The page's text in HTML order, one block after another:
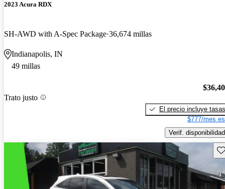
2023 Acura RDX
SH-AWD with A-Spec Package 36,674 millas
Indianapolis, IN
49 millas
Trato justo
El precio incluye tasas
$777/mes
Verif. disponibilidad